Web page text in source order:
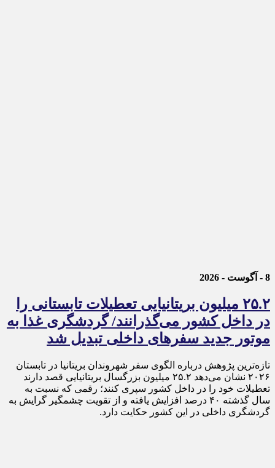
8 - آگوست - 2026
۲۵.۲ میلیون بریتانیایی تعطیلات تابستانی را
در داخل کشور می‌گذرانند/ گردشگری غذا به
موتور جدید سفرهای داخلی تبدیل شد
تازه‌ترین پژوهش درباره الگوی سفر شهروندان بریتانیا در تابستان
۲۰۲۶ نشان می‌دهد ۲۵.۲ میلیون بزرگسال بریتانیایی قصد دارند
تعطیلات خود را در داخل کشور سپری کنند؛ رقمی که نسبت به
سال گذشته ۴۰ درصد افزایش یافته و از تقویت چشمگیر گرایش به
گردشگری داخلی در این کشور حکایت دارد.